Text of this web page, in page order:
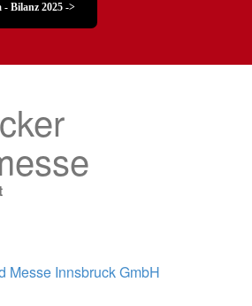
- Bilanz 2025 ->
Messe Innsbruck GmbH